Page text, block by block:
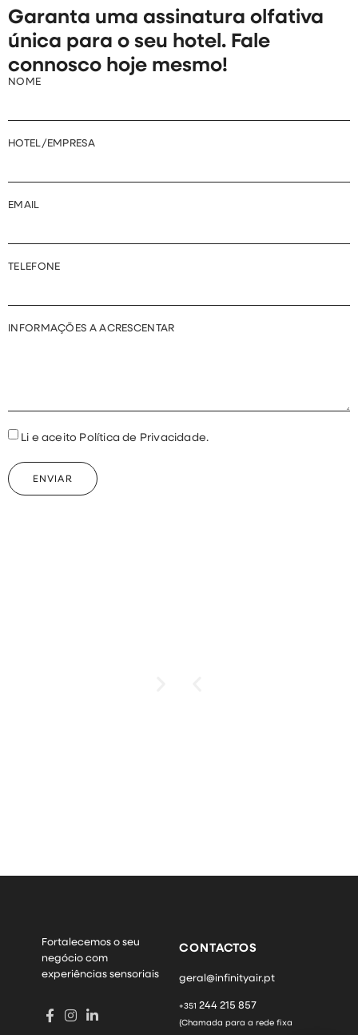
Garanta uma assinatura olfativa
única para o seu hotel. Fale
connosco hoje mesmo!
NOME
HOTEL/EMPRESA
EMAIL
TELEFONE
INFORMAÇÕES A ACRESCENTAR
Li e aceito Política de Privacidade.
ENVIAR
.
Fortalecemos o seu
negócio com
experiências sensoriais
CONTACTOS
geral@infinityair.pt
+351 244 215 857
(Chamada para a rede fixa